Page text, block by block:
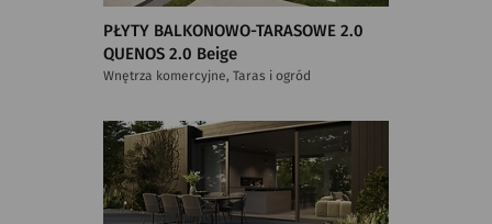
PŁYTY BALKONOWO-TARASOWE 2.0
QUENOS 2.0 Beige
Wnętrza komercyjne, Taras i ogród